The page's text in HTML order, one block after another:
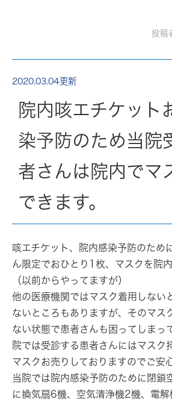
投稿
2020.03.04更新
院内咳エチケット
染予防のため当院
者さんは院内でマ
できます。
咳エチケット、院内感染予防のため
ん限定でおひとり1枚、マスクを院内
（以前からやってますが）
他の医療機関ではマスク着用しない
ないところもありますが、そのマス
ない状態で患者さんも困ってしまっ
院では受診する患者さんにはマスク
マスクお売りしておりますのでご安
当院では院内感染予防のために閉鎖
に換気扇6機、空気清浄機2機、電解